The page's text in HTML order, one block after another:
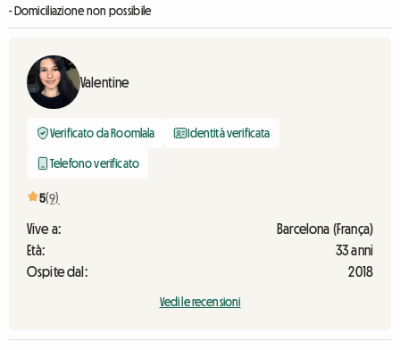
- Domiciliazione non possibile
Valentine
Verificato da Roomlala Identità verificata
Telefono verificato
5(9)
Vive a:
Barcelona (França)
Età:
33 anni
Ospite dal:
2018
Vedi le recensioni